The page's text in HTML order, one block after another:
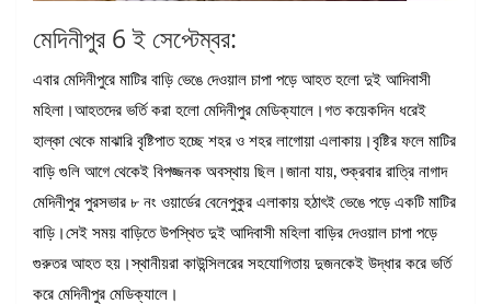
মেদিনীপুর 6 ই সেপ্টেম্বর:
এবার মেদিনীপুরে মাটির বাড়ি ভেঙে দেওয়াল চাপা পড়ে আহত হলো দুই আদিবাসী
মহিলা।আহতদের ভর্তি করা হলো মেদিনীপুর মেডিক্যালে।গত কয়েকদিন ধরেই
হাল্কা থেকে মাঝারি বৃষ্টিপাত হচ্ছে শহর ও শহর লাগোয়া এলাকায়।বৃষ্টির ফলে মাটির
বাড়ি গুলি আগে থেকেই বিপজ্জনক অবস্থায় ছিল।জানা যায়, শুক্রবার রাত্রি নাগাদ
মেদিনীপুর পুরসভার ৮ নং ওয়ার্ডের বেনেপুকুর এলাকায় হঠাৎই ভেঙে পড়ে একটি মাটির
বাড়ি।সেই সময় বাড়িতে উপস্থিত দুই আদিবাসী মহিলা বাড়ির দেওয়াল চাপা পড়ে
গুরুতর আহত হয়।স্থানীয়রা কাউন্সিলরের সহযোগিতায় দুজনকেই উদ্ধার করে ভর্তি
করে মেদিনীপুর মেডিক্যালে।